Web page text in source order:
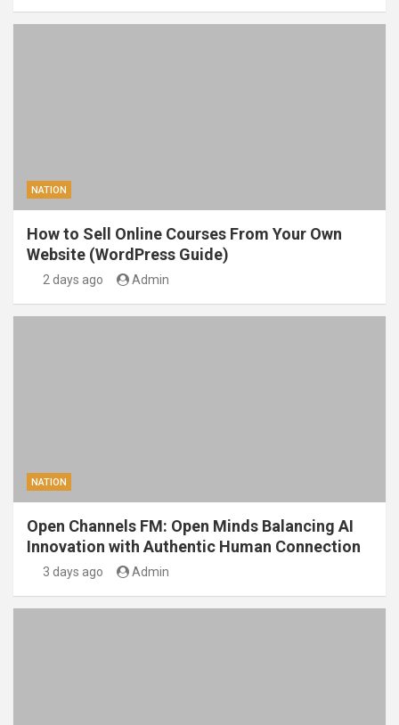
NATION
How to Sell Online Courses From Your Own
Website (WordPress Guide)
2 days ago Admin
NATION
Open Channels FM: Open Minds Balancing AI
Innovation with Authentic Human Connection
3 days ago Admin